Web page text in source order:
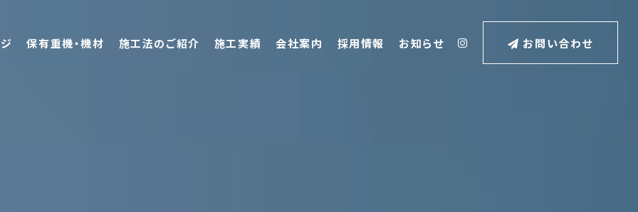
保有重機・機材 施工法のご紹介 施工実績 会社案内 採用情報 お知らせ お問い合わせ